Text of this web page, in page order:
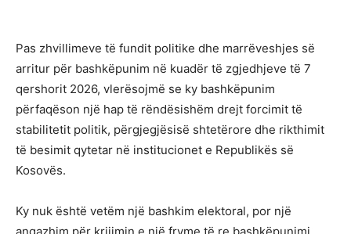
Pas zhvillimeve të fundit politike dhe marrëveshjes së
arritur për bashkëpunim në kuadër të zgjedhjeve të 7
qershorit 2026, vlerësojmë se ky bashkëpunim
përfaqëson një hap të rëndësishëm drejt forcimit të
stabilitetit politik, përgjegjësisë shtetërore dhe rikthimit
të besimit qytetar në institucionet e Republikës së
Kosovës.
Ky nuk është vetëm një bashkim elektoral, por një